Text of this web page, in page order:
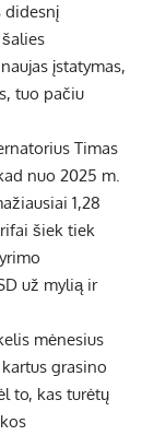
didesnį
įstatymas,
tuo pačiu
Timas
nuo 2025 m.
1,28
šiek tiek
už mylią ir
mėnesius
grasino
to, kas turėtų